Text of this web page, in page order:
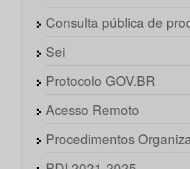
Consulta pública de
Sei
Protocolo GOV.BR
Acesso Remoto
Procedimentos